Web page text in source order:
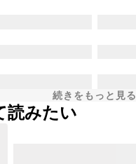
続きをもっと見る
読みたい